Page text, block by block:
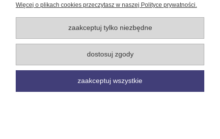
pokaż pełną wersję strony
Sklep internetowy Shoper Premium
Więcej o plikach cookies przeczytasz w naszej Polityce prywatności.
zaakceptuj tylko niezbędne
dostosuj zgody
zaakceptuj wszystkie